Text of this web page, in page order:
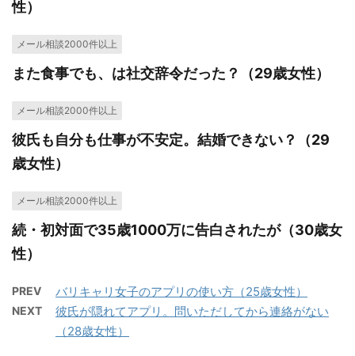
性）
メール相談2000件以上
また食事でも、は社交辞令だった？（29歳女性）
メール相談2000件以上
彼氏も自分も仕事が不安定。結婚できない？（29
歳女性）
メール相談2000件以上
続・初対面で35歳1000万に告白されたが（30歳女
性）
PREV バリキャリ女子のアプリの使い方（25歳女性）
NEXT
彼氏が隠れてアプリ。問いただしてから連絡がない
（28歳女性）